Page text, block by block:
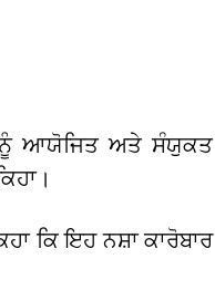
ਆਯੋਜਿਤ ਅਤੇ ਸੰਯੁਕਤ
ਕਿ ਇਹ ਨਸ਼ਾ ਕਾਰੋਬਾਰ